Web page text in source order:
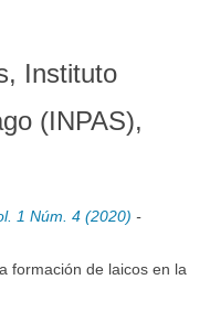
Instituto
(INPAS),
1 Núm. 4 (2020) -
formación de laicos en la